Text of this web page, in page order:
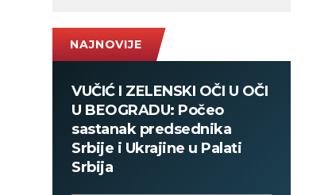
NAJNOVIJE
VUČIĆ I ZELENSKI OČI U OČI
U BEOGRADU: Počeo
sastanak predsednika
Srbije i Ukrajine u Palati
Srbija